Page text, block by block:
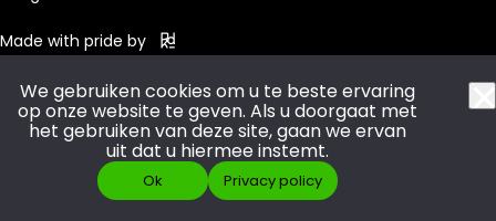
Made with pride by
We gebruiken cookies om u te beste ervaring
op onze website te geven. Als u doorgaat met
het gebruiken van deze site, gaan we ervan
uit dat u hiermee instemt.
Ok Privacy policy